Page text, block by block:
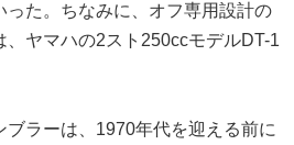
った。ちなみに、オフ専用設計の
ヤマハの2スト250ccモデルDT-1
ブラーは、1970年代を迎える前に